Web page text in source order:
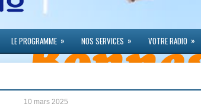
LE PROGRAMME » NOS SERVICES » VOTRE RADIO »
10 mars 2025